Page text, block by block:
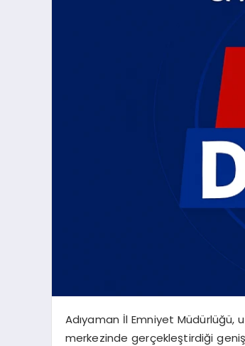
Adıyaman İl Emniyet Müdürlüğü,
merkezinde gerçekleştirdiği